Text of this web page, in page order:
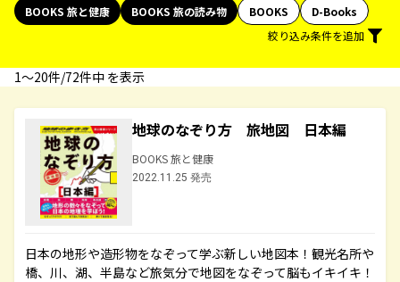
BOOKS 旅と健康
BOOKS 旅の読み物 BOOKS
D-Books
絞り込み条件を追加
1〜20件/72件中 を表示
地球のなぞり方 旅地図 日本編
BOOKS 旅と健康
2022.11.25 発売
日本の地形や造形物をなぞって学ぶ新しい地図本！観光名所や
橋、川、湖、半島など旅気分で地図をなぞって脳もイキイキ！